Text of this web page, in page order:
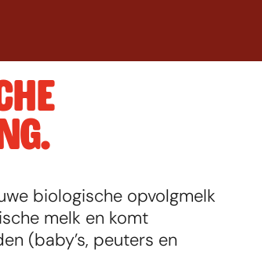
biologische opvolgmelk
melk en komt
(baby’s, peuters en